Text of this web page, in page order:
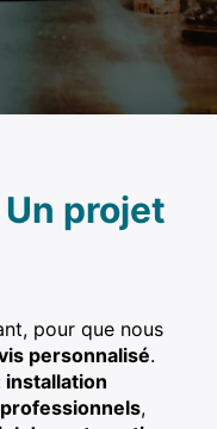
projet
pour que nous
personnalisé.
installation
professionnels,
professionnelle